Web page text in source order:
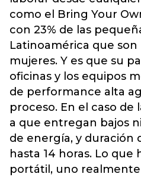
como el Bring Your
con 23% de las
Latinoamérica que son
mujeres. Y es que su
oficinas y los equipos
de performance alta
proceso. En el caso
a que entregan bajos
de energía, y duración
hasta 14 horas. Lo
portátil, uno realmente